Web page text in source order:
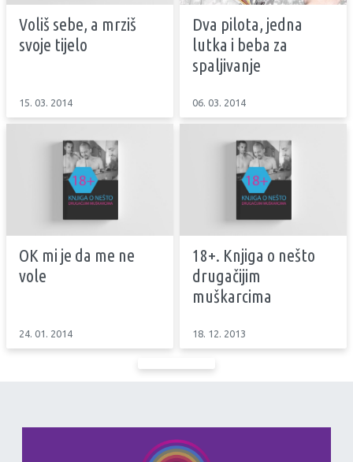
Voliš sebe, a mrziš
svoje tijelo
15. 03. 2014
Dva pilota, jedna
lutka i beba za
spaljivanje
06. 03. 2014
OK mi je da me ne
vole
24. 01. 2014
18+. Knjiga o nešto
drugačijim
muškarcima
18. 12. 2013